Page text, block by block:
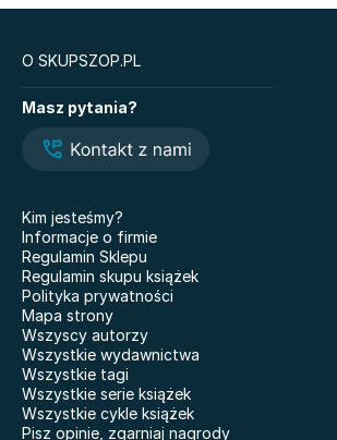
Książki
Legendy i Latte
Hazel Wood. Tom 1
Nauczyciele
Nie mówię żegnaj
Co wyszeptał nam deszcz
Właśnie że tak! Nigdy w
życiu! 20 lat później
Kicia Kocia gotuje
O SKUPSZOP.PL
Masz pytania?
Kim jesteśmy?
Informacje o firmie
Regulamin Sklepu
Regulamin skupu książek
Polityka prywatności
Mapa strony
Wszyscy autorzy
Wszystkie wydawnictwa
Wszystkie tagi
Wszystkie serie książek
Wszystkie cykle książek
Pisz opinie, zgarniaj nagrody